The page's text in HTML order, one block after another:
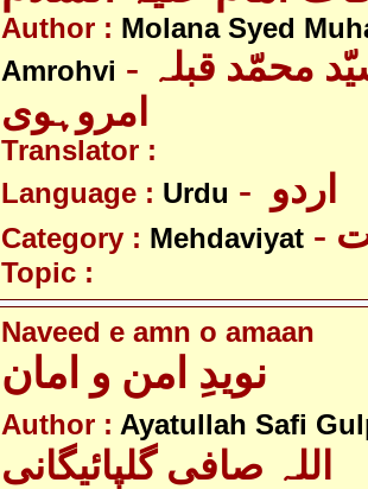
Author : Molana Syed
Amrohvi - مولانا سیّد محمّد قبلہ
امروہوی
Translator :
Language : Urdu
Category : Mehdaviyat
Topic :
Naveed e amn o amaan
نویدِ امن و امان
Author : Ayatullah Safi
اللہ صافی گلپائیگانی